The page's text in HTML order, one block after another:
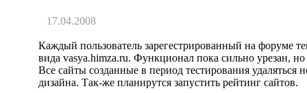
17.04.2008
Каждый пользователь зарегестрированный на форуме
вида vasya.himza.ru. Функционал пока сильно урезан, но
Все сайты созданные в период тестирования удаляться
дизайна. Так-же планирутся запустить рейтинг сайтов.